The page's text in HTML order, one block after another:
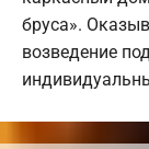
бруса».
возведение